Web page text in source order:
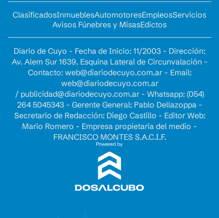
ClasificadosInmueblesAutomotoresEmpleosServicios
Avisos Fúnebres y MisasEdictos
Diario de Cuyo - Fecha de Inicio: 11/2003 - Dirección:
Av. Alem Sur 1639. Esquina Lateral de Circunvalación -
Contacto: web@diariodecuyo.com.ar- Email:
web@diariodecuyo.com.ar
/ publicidad@diariodecuyo.com.ar- Whatsapp: (054)
264 5045343 - Gerente General: Pablo Dellazoppa -
Secretario de Redacción: Diego Castillo - Editor Web:
Mario Romero - Empresa propietaria del medio -
FRANCISCO MONTES S.A.C.I.F.